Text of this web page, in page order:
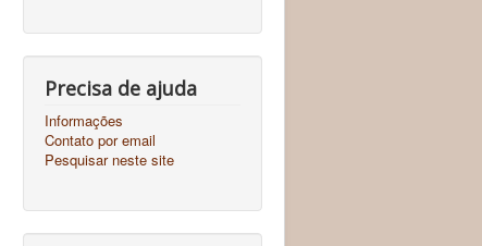
Precisa de ajuda
Informações
Contato por email
Pesquisar neste site